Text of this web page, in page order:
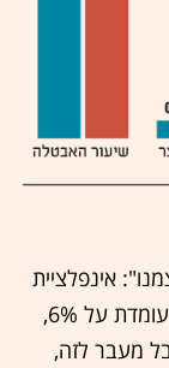
אינפלציית
הליבה, בניכוי מחירי האנרגיה והמזון, עדיין עומדת על 6%,
מעבר לזה,